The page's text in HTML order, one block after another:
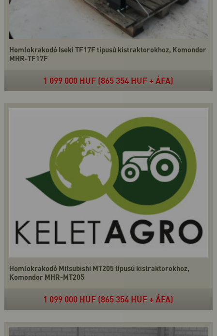
Homlokrakodó Iseki TF17F típusú kistraktorokhoz, Komondor
MHR-TF17F
1 099 000 HUF (865 354 HUF + ÁFA)
Homlokrakodó Mitsubishi MT205 típusú kistraktorokhoz,
Komondor MHR-MT205
1 099 000 HUF (865 354 HUF + ÁFA)